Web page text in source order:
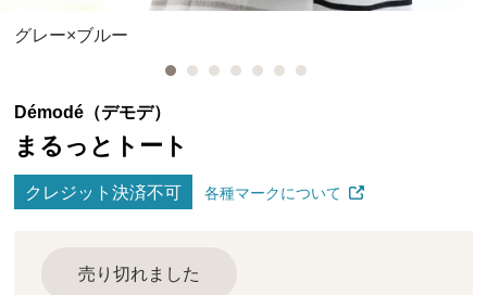
グレー×ブルー
Démodé（デモデ）
まるっとトート
クレジット決済不可 各種マークについて
売り切れました